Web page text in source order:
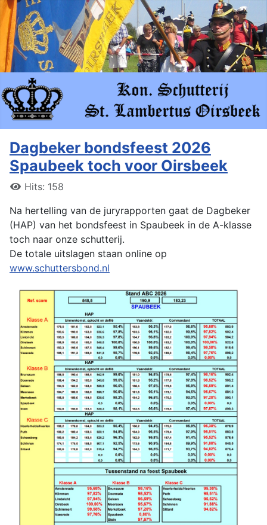
Dagbeker bondsfeest 2026
Spaubeek toch voor Oirsbeek
Hits: 158
Na hertelling van de juryrapporten gaat de Dagbeker
(HAP) van het bondsfeest in Spaubeek in de A-klasse
toch naar onze schutterij.
De totale uitslagen staan online op
www.schuttersbond.nl